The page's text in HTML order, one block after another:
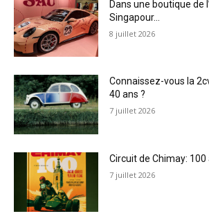
Dans une boutique de
Singapour…
8 juillet 2026
Connaissez-vous la
40 ans ?
7 juillet 2026
Circuit de Chimay:
7 juillet 2026